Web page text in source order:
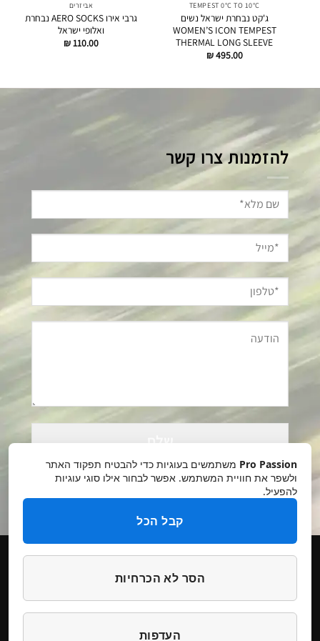
TEMPEST 0°C TO 10°C
ג'קט נבחרת ישראל נשים
WOMEN’S ICON TEMPEST
THERMAL LONG SLEEVE
₪495.00
אביזרים
גרבי אירו AERO SOCKS נבחרת
ואלופי ישראל
₪110.00
להזמנות צרו קשר
Please
leave
this
field
empty.
מדיניות פרטיות ביטולים והחזרות
Pro Passion משתמשים בעוגיות כדי להבטיח תפקוד האתר
ולשפר את חוויית המשתמש. אפשר לבחור אילו סוגי עוגיות
להפעיל.
קבל הכל
הסר לא הכרחיות
העדפות